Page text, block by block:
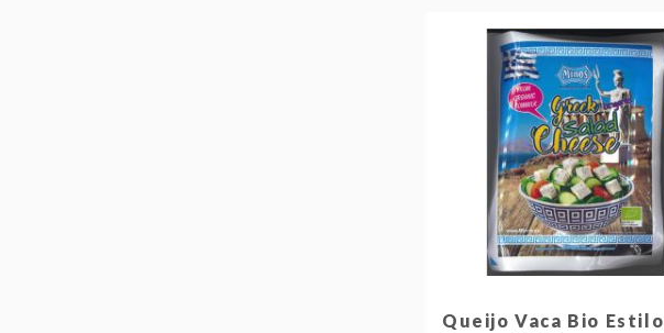
Queijo Vaca Bio Estilo